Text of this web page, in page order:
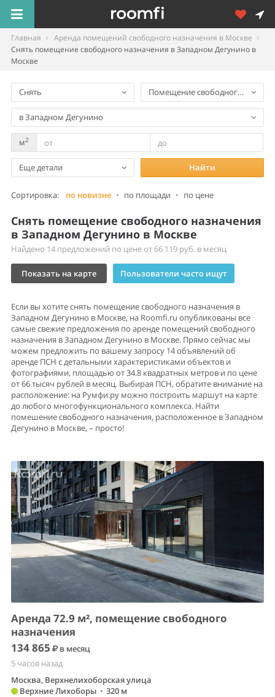
Главная
Аренда помещений свободного назначения в Москве
Снять помещение свободного назначения в Западном Дегунино в
Москве
Снять Помещение свободного
в Западном Дегунино
м2
Еще детали Найти
Сортировка: по новизне • по площади • по цене
Снять помещение свободного назначения
в Западном Дегунино в Москве
Найдено 14 предложений по цене от 66 119 руб. в месяц
Показать на карте Пользователи часто ищут
Если вы хотите снять помещение свободного назначения в
Западном Дегунино в Москве, на Roomfi.ru опубликованы все
самые свежие предложения по аренде помещений свободного
назначения в Западном Дегунино в Москве. Прямо сейчас мы
можем предложить по вашему запросу 14 объявлений об
аренде ПСН с детальными характеристиками объектов и
фотографиями, площадью от 34.8 квадратных метров и по цене
от 66 тысяч рублей в месяц. Выбирая ПСН, обратите внимание на
расположение: на Румфи.ру можно построить маршут на карте
до любого многофункционального комплекса. Найти
помешение свободного назначения, расположенное в Западном
Дегунино в Москве, – просто!
Аренда 72.9 м², помещение свободного
назначения
134 865
в месяц
5 часов назад
Москва, Верхнелихоборская улица
Верхние Лихоборы • 320 м